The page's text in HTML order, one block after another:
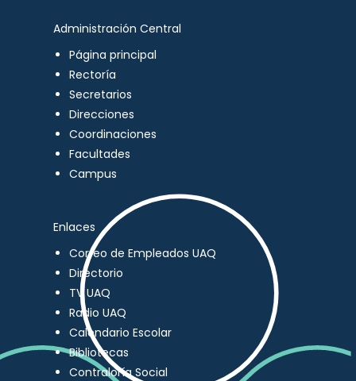
Administración Central
Página principal
Rectoría
Secretarios
Direcciones
Coordinaciones
Facultades
Campus
Enlaces
Correo de Empleados UAQ
Directorio
TV UAQ
Radio UAQ
Calendario Escolar
Bibliotecas
Contraloría Social